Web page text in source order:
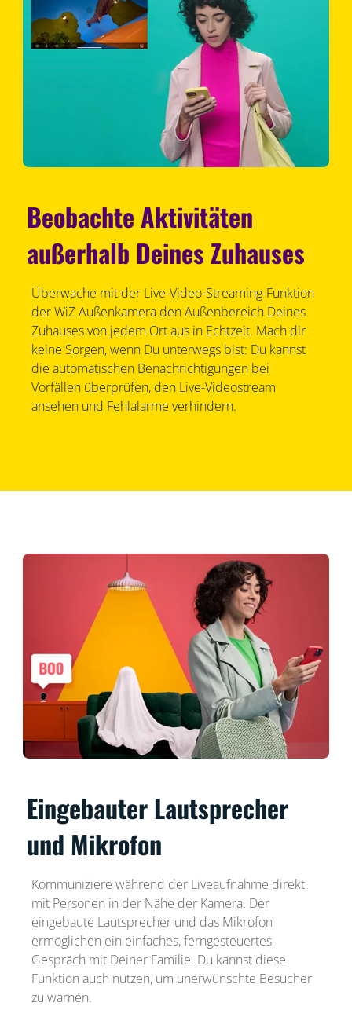
Beobachte Aktivitäten
außerhalb Deines Zuhauses
Überwache mit der Live-Video-Streaming-Funktion
der WiZ Außenkamera den Außenbereich Deines
Zuhauses von jedem Ort aus in Echtzeit. Mach dir
keine Sorgen, wenn Du unterwegs bist: Du kannst
die automatischen Benachrichtigungen bei
Vorfällen überprüfen, den Live-Videostream
ansehen und Fehlalarme verhindern.
Eingebauter Lautsprecher
und Mikrofon
Kommuniziere während der Liveaufnahme direkt
mit Personen in der Nähe der Kamera. Der
eingebaute Lautsprecher und das Mikrofon
ermöglichen ein einfaches, ferngesteuertes
Gespräch mit Deiner Familie. Du kannst diese
Funktion auch nutzen, um unerwünschte Besucher
zu warnen.